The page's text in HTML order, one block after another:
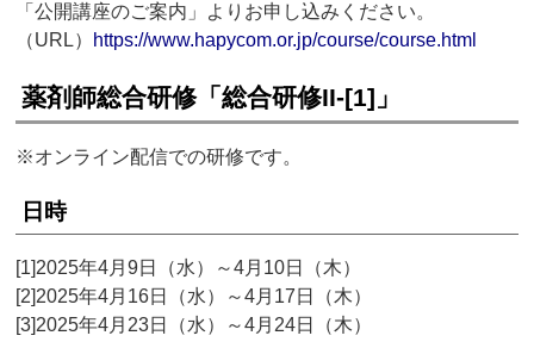
「公開講座のご案内」よりお申し込みください。
（URL） https://www.hapycom.or.jp/course/course.html
薬剤師総合研修「総合研修II-[1]」
※オンライン配信での研修です。
日時
[1]2025年4月9日（水）～4月10日（木）
[2]2025年4月16日（水）～4月17日（木）
[3]2025年4月23日（水）～4月24日（木）